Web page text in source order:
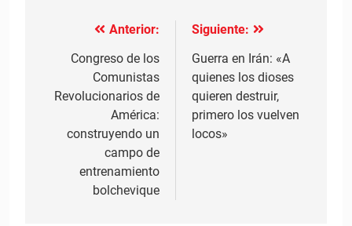
Navegación
entradas
Anterior:
Congreso de los
Comunistas
Revolucionarios de
América:
construyendo un
campo de
entrenamiento
bolchevique
Siguiente:
Guerra en Irán: «A
quienes los dioses
quieren destruir,
primero los vuelven
locos»